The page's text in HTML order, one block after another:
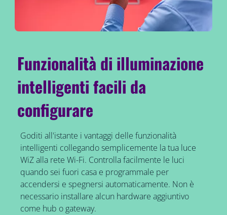
Funzionalità di illuminazione
intelligenti facili da
configurare
Goditi all'istante i vantaggi delle funzionalità
intelligenti collegando semplicemente la tua luce
WiZ alla rete Wi-Fi. Controlla facilmente le luci
quando sei fuori casa e programmale per
accendersi e spegnersi automaticamente. Non è
necessario installare alcun hardware aggiuntivo
come hub o gateway.